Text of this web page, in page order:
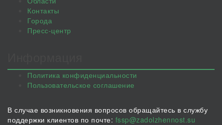
Контакты
Города
Пресс-центр
Политика конфиденциальности
Пользовательское соглашение
В случае возникновения вопросов обращайтесь в службу
поддержки клиентов по почте: fssp@zadolzhennost.su